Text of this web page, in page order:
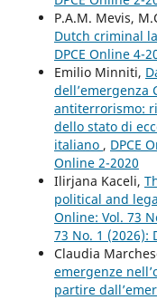
P.A.M. Mevis,
Dutch criminal
DPCE Online 4-
Emilio Minniti,
dell’emergenza
antiterrorismo:
dello stato di
italiano , DPCE
Online 2-2020
Ilirjana Kaceli,
political and
Online: Vol. 73
73 No. 1 (2026):
Claudia
emergenze
partire